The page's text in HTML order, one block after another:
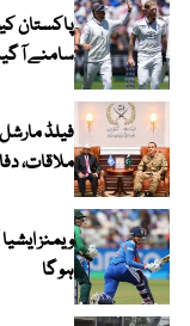
سامنے آ
فیلڈ
ملاقات،
ہو گا